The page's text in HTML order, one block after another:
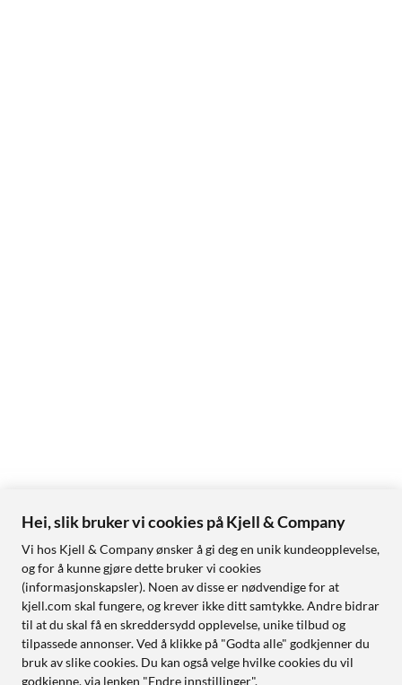
Hei, slik bruker vi cookies på Kjell & Company
Vi hos Kjell & Company ønsker å gi deg en unik kundeopplevelse,
og for å kunne gjøre dette bruker vi cookies
(informasjonskapsler). Noen av disse er nødvendige for at
kjell.com skal fungere, og krever ikke ditt samtykke. Andre bidrar
til at du skal få en skreddersydd opplevelse, unike tilbud og
tilpassede annonser. Ved å klikke på "Godta alle" godkjenner du
bruk av slike cookies. Du kan også velge hvilke cookies du vil
godkjenne, via lenken "Endre innstillinger".